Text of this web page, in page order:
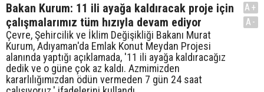
Bakan Kurum: 11 ili ayağa kaldıracak proje için
çalışmalarımız tüm hızıyla devam ediyor
Çevre, Şehircilik ve İklim Değişikliği Bakanı Murat
Kurum, Adıyaman'da Emlak Konut Meydan Projesi
alanında yaptığı açıklamada, '11 ili ayağa kaldıracağız
dedik ve o güne çok az kaldı. Azmimizden
kararlılığımızdan ödün vermeden 7 gün 24 saat
A+
A-